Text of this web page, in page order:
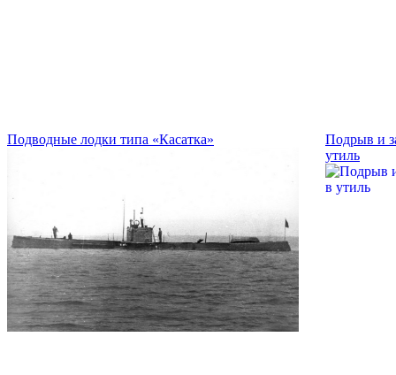
Подводные лодки типа «Касатка»
Подрыв и
утиль